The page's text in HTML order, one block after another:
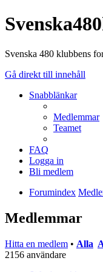
Svenska 480 klubbens
Gå direkt till innehåll
Snabblänkar
Medlemmar
Teamet
FAQ
Logga in
Bli medlem
Forumindex
Medlemmar
Hitta en medlem • Alla
2156 användare